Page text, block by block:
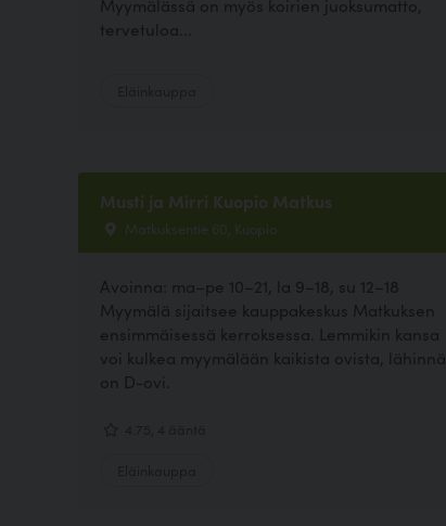
Myymälässä on myös koirien juoksumatto,
tervetuloa...
Musti ja Mirri Kuopio Matkus
Matkuksentie 60, Kuopio
Avoinna: ma–pe 10–21, la 9–18, su 12–18
Myymälä sijaitsee kauppakeskus Matkuksen
ensimmäisessä kerroksessa. Lemmikin kansa
voi kulkea myymälään kaikista ovista, lähinnä
on D-ovi.